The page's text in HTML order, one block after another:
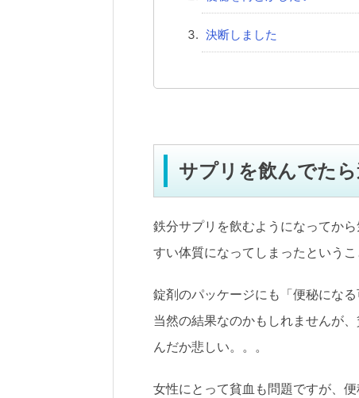
決断しました
サプリを飲んでた
鉄分サプリを飲むようになってか
すい体質になってしまったというこ
錠剤のパッケージにも「便秘にな
当然の結果なのかもしれませんが
んだか悲しい。。。
女性にとって貧血も問題ですが、便